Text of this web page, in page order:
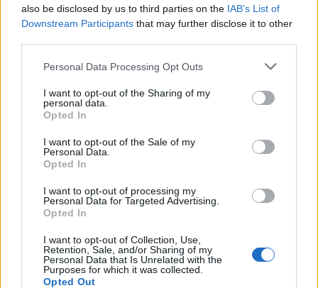
also be disclosed by us to third parties on the IAB’s List of
Downstream Participants that may further disclose it to other
Personal Data Processing Opt Outs
I want to opt-out of the Sharing of my
personal data.
Opted In
I want to opt-out of the Sale of my
Personal Data.
Opted In
I want to opt-out of processing my
Personal Data for Targeted Advertising.
Opted In
I want to opt-out of Collection, Use,
Retention, Sale, and/or Sharing of my
Personal Data that Is Unrelated with the
Purposes for which it was collected.
Opted Out
Dette problem er kendt og teknikkerne forsøger at løse
vandijk1955
Forum kontrollør
Board Administrator
Team Farmerama DA & NO
Hej i tråden.....